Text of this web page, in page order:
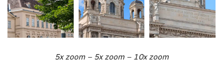
5x zoom – 5x zoom – 10x zoom